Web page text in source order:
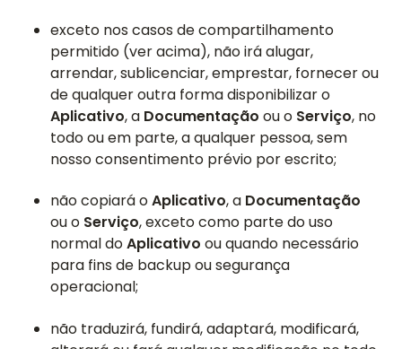
exceto nos casos de compartilhamento
permitido (ver acima), não irá alugar,
arrendar, sublicenciar, emprestar, fornecer ou
de qualquer outra forma disponibilizar o
Aplicativo, a Documentação ou o Serviço, no
todo ou em parte, a qualquer pessoa, sem
nosso consentimento prévio por escrito;
não copiará oAplicativo, a Documentação
ou o Serviço, exceto como parte do uso
normal doAplicativo ou quando necessário
para fins de backup ou segurança
operacional;
não traduzirá, fundirá, adaptará, modificará,